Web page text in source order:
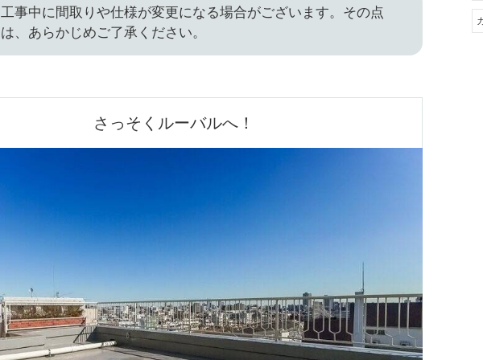
工事中に間取りや仕様が変更になる場合がございます。その点
は、あらかじめご了承ください。
さっそくルーバルへ！